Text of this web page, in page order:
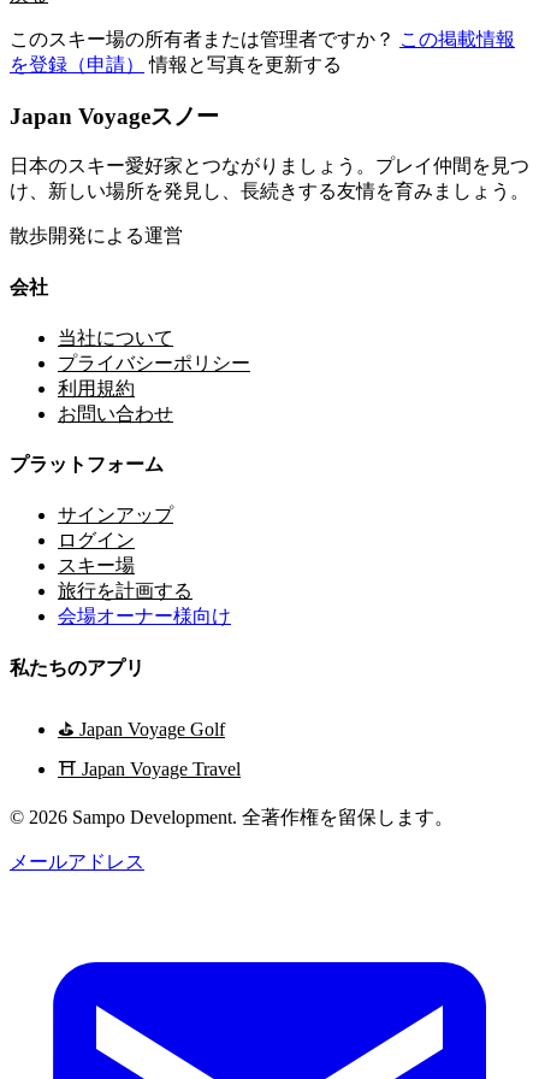
このスキー場の所有者または管理者ですか？ この掲載情報
を登録（申請）
情報と写真を更新する
Japan Voyageスノー
日本のスキー愛好家とつながりましょう。プレイ仲間を見つ
け、新しい場所を発見し、長続きする友情を育みましょう。
散歩開発による運営
会社
当社について
プライバシーポリシー
利用規約
お問い合わせ
プラットフォーム
サインアップ
ログイン
スキー場
旅行を計画する
会場オーナー様向け
私たちのアプリ
⛳ Japan Voyage Golf
⛩️ Japan Voyage Travel
© 2026 Sampo Development. 全著作権を留保します。
メールアドレス